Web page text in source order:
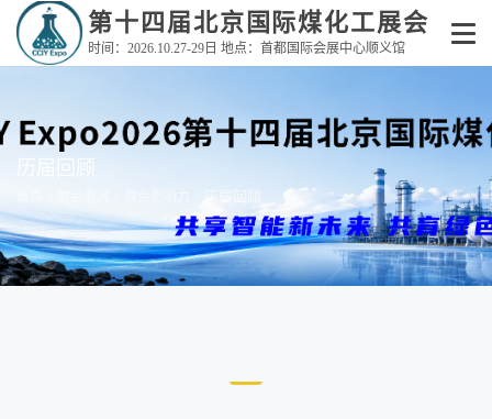
第十四届北京国际煤化工展会
时间：2026.10.27-29日 地点：首都国际会展中心顺义馆
历届回顾
> 历届回顾